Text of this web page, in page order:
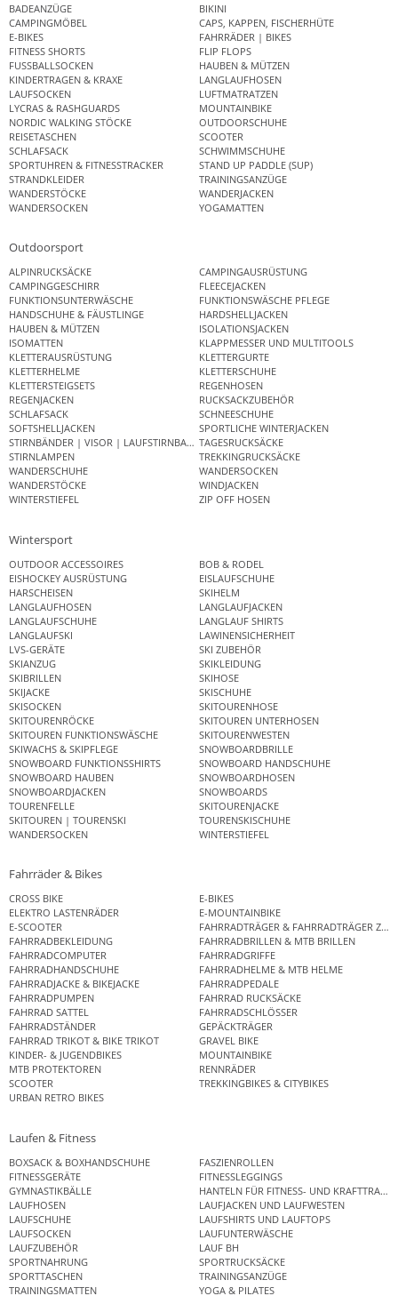
BADEANZÜGE
BIKINI
CAMPINGMÖBEL
CAPS, KAPPEN, FISCHERHÜTE
E-BIKES
FAHRRÄDER | BIKES
FITNESS SHORTS
FLIP FLOPS
FUSSBALLSOCKEN
HAUBEN & MÜTZEN
KINDERTRAGEN & KRAXE
LANGLAUFHOSEN
LAUFSOCKEN
LUFTMATRATZEN
LYCRAS & RASHGUARDS
MOUNTAINBIKE
NORDIC WALKING STÖCKE
OUTDOORSCHUHE
REISETASCHEN
SCOOTER
SCHLAFSACK
SCHWIMMSCHUHE
SPORTUHREN & FITNESSTRACKER
STAND UP PADDLE (SUP)
STRANDKLEIDER
TRAININGSANZÜGE
WANDERSTÖCKE
WANDERJACKEN
WANDERSOCKEN
YOGAMATTEN
Outdoorsport
ALPINRUCKSÄCKE
CAMPINGAUSRÜSTUNG
CAMPINGGESCHIRR
FLEECEJACKEN
FUNKTIONSUNTERWÄSCHE
FUNKTIONSWÄSCHE PFLEGE
HANDSCHUHE & FÄUSTLINGE
HARDSHELLJACKEN
HAUBEN & MÜTZEN
ISOLATIONSJACKEN
ISOMATTEN
KLAPPMESSER UND MULTITOOLS
KLETTERAUSRÜSTUNG
KLETTERGURTE
KLETTERHELME
KLETTERSCHUHE
KLETTERSTEIGSETS
REGENHOSEN
REGENJACKEN
RUCKSACKZUBEHÖR
SCHLAFSACK
SCHNEESCHUHE
SOFTSHELLJACKEN
SPORTLICHE WINTERJACKEN
STIRNBÄNDER | VISOR | LAUFSTIRNBANDTAGESRUCKSÄCKE
STIRNLAMPEN
TREKKINGRUCKSÄCKE
WANDERSCHUHE
WANDERSOCKEN
WANDERSTÖCKE
WINDJACKEN
WINTERSTIEFEL
ZIP OFF HOSEN
Wintersport
OUTDOOR ACCESSOIRES
BOB & RODEL
EISHOCKEY AUSRÜSTUNG
EISLAUFSCHUHE
HARSCHEISEN
SKIHELM
LANGLAUFHOSEN
LANGLAUFJACKEN
LANGLAUFSCHUHE
LANGLAUF SHIRTS
LANGLAUFSKI
LAWINENSICHERHEIT
LVS-GERÄTE
SKI ZUBEHÖR
SKIANZUG
SKIKLEIDUNG
SKIBRILLEN
SKIHOSE
SKIJACKE
SKISCHUHE
SKISOCKEN
SKITOURENHOSE
SKITOURENRÖCKE
SKITOUREN UNTERHOSEN
SKITOUREN FUNKTIONSWÄSCHE
SKITOURENWESTEN
SKIWACHS & SKIPFLEGE
SNOWBOARDBRILLE
SNOWBOARD FUNKTIONSSHIRTS
SNOWBOARD HANDSCHUHE
SNOWBOARD HAUBEN
SNOWBOARDHOSEN
SNOWBOARDJACKEN
SNOWBOARDS
TOURENFELLE
SKITOURENJACKE
SKITOUREN | TOURENSKI
TOURENSKISCHUHE
WANDERSOCKEN
WINTERSTIEFEL
Fahrräder & Bikes
CROSS BIKE
E-BIKES
ELEKTRO LASTENRÄDER
E-MOUNTAINBIKE
E-SCOOTER
FAHRRADTRÄGER & FAHRRADTRÄGER
FAHRRADBEKLEIDUNG
FAHRRADBRILLEN & MTB BRILLEN
FAHRRADCOMPUTER
FAHRRADGRIFFE
FAHRRADHANDSCHUHE
FAHRRADHELME & MTB HELME
FAHRRADJACKE & BIKEJACKE
FAHRRADPEDALE
FAHRRADPUMPEN
FAHRRAD RUCKSÄCKE
FAHRRAD SATTEL
FAHRRADSCHLÖSSER
FAHRRADSTÄNDER
GEPÄCKTRÄGER
FAHRRAD TRIKOT & BIKE TRIKOT
GRAVEL BIKE
KINDER- & JUGENDBIKES
MOUNTAINBIKE
MTB PROTEKTOREN
RENNRÄDER
SCOOTER
TREKKINGBIKES & CITYBIKES
URBAN RETRO BIKES
Laufen & Fitness
BOXSACK & BOXHANDSCHUHE
FASZIENROLLEN
FITNESSGERÄTE
FITNESSLEGGINGS
GYMNASTIKBÄLLE
HANTELN FÜR FITNESS- UND
LAUFHOSEN
LAUFJACKEN UND LAUFWESTEN
LAUFSCHUHE
LAUFSHIRTS UND LAUFTOPS
LAUFSOCKEN
LAUFUNTERWÄSCHE
LAUFZUBEHÖR
LAUF BH
SPORTNAHRUNG
SPORTRUCKSÄCKE
SPORTTASCHEN
TRAININGSANZÜGE
TRAININGSMATTEN
YOGA & PILATES